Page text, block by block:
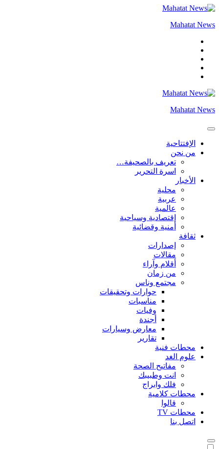
التجاوز
المحتوى
Mahatat News
Mahatat News
الإفتتاحية
من نحن
تعريف بالصحيفة…
اسرة التحرير
الأخبار
محلية
عربية
عالمية
إقتصادية وسياحية
أمنية وقضائية
ثقافة
إصدارات
مقالات
أقلام وآراء
من زمان
مجتمع وناس
حوارات وتحقيقات
مناسبات
وفيات
أجندة
معارض وسيارات
تقارير
محطات فنية
علوم الغد
مفاتيح الصحة
انت وطبيبك
فلك وابراج
محطات كلامية
قالوا
محطات TV
اتصل بنا